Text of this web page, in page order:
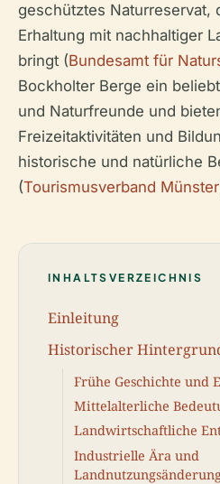
geschütztes Naturreservat,
Erhaltung mit nachhaltiger
bringt (Bundesamt für
Bockholter Berge ein
und Naturfreunde und
Freizeitaktivitäten und
historische und natürliche
(Tourismusverband Münster
INHALTSVERZEICHNIS
Einleitung
Historischer
Frühe Geschichte und
Mittelalterliche
Landwirtschaftliche
Industrielle Ära und